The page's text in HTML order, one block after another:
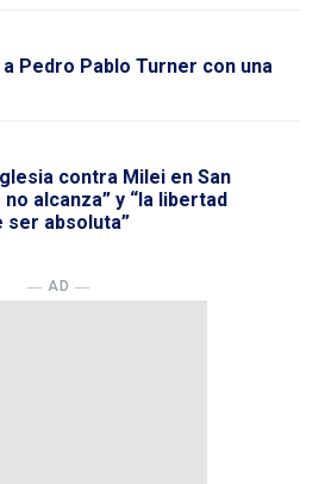
Pedro Pablo Turner con una
contra Milei en San
alcanza” y “la libertad
ser absoluta”
― AD ―